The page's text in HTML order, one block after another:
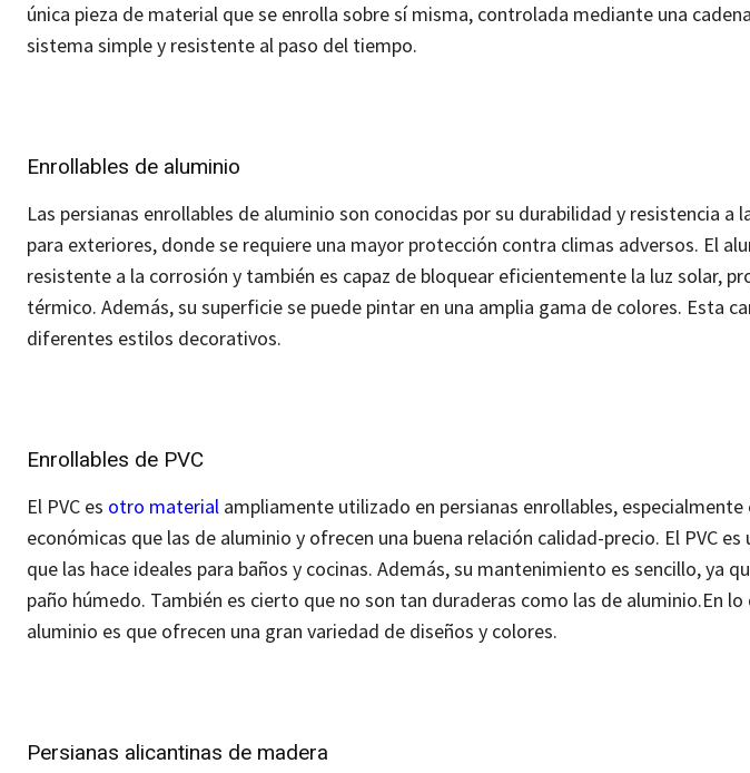
única pieza de material que se enrolla sobre sí misma, controlada mediante una
sistema simple y resistente al paso del tiempo.
Enrollables de aluminio
Las persianas enrollables de aluminio son conocidas por su durabilidad y resistencia a
para exteriores, donde se requiere una mayor protección contra climas adversos. El
resistente a la corrosión y también es capaz de bloquear eficientemente la luz solar,
térmico. Además, su superficie se puede pintar en una amplia gama de colores. Esta
diferentes estilos decorativos.
Enrollables de PVC
El PVC es otro material ampliamente utilizado en persianas enrollables,
económicas que las de aluminio y ofrecen una buena relación calidad-precio. El PVC
que las hace ideales para baños y cocinas. Además, su mantenimiento es sencillo, ya
paño húmedo. También es cierto que no son tan duraderas como las de aluminio.En
aluminio es que ofrecen una gran variedad de diseños y colores.
Persianas alicantinas de madera